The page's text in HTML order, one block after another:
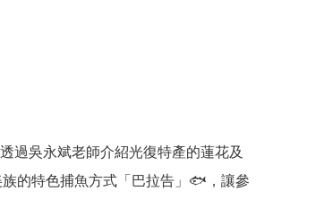
過吳永斌老師介紹光復特產的蓮花及
的特色捕魚方式「巴拉告」🐟，讓參